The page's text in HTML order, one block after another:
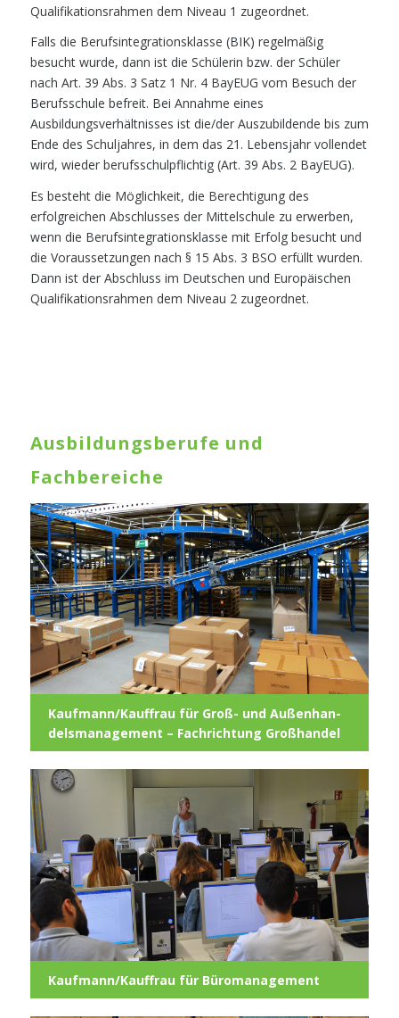
Qualifikationsrahmen dem Niveau 1 zugeordnet.
Falls die Berufsintegrationsklasse (BIK) regelmäßig
besucht wurde, dann ist die Schülerin bzw. der Schüler
nach Art. 39 Abs. 3 Satz 1 Nr. 4 BayEUG vom Besuch der
Berufsschule befreit. Bei Annahme eines
Ausbildungsverhältnisses ist die/der Auszubildende bis zum
Ende des Schuljahres, in dem das 21. Lebensjahr vollendet
wird, wieder berufsschulpflichtig (Art. 39 Abs. 2 BayEUG).
Es besteht die Möglichkeit, die Berechtigung des
erfolgreichen Abschlusses der Mittelschule zu erwerben,
wenn die Berufsintegrationsklasse mit Erfolg besucht und
die Voraussetzungen nach § 15 Abs. 3 BSO erfüllt wurden.
Dann ist der Abschluss im Deutschen und Europäischen
Qualifikationsrahmen dem Niveau 2 zugeordnet.
Ausbildungsberufe und
Fachbereiche
Kaufmann/Kauffrau für Groß- und Außen­han­
dels­ma­nage­ment – Fach­rich­tung Großhandel
Kaufmann/Kauffrau für Büromanagement